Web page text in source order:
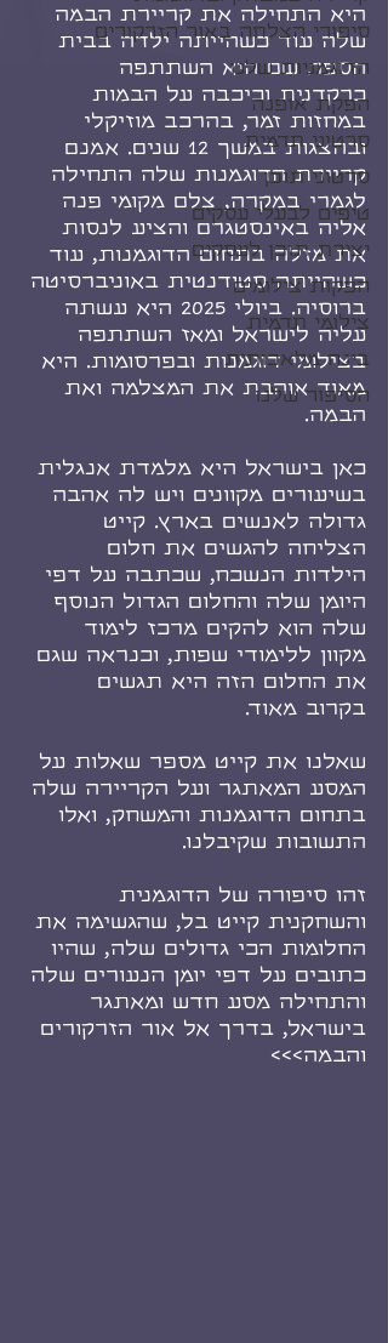
סיפורי הצלחה באור הזרקורים
הדוגמניות שלנו
הפקת אופנה
סרטוני תדמית
סרטוני תוכן
טיפים לבעלי עסקים
יצירת תוכן לעסקים
הפקות צילומים
צילומי תדמית
בינה מלאכותית
הסיפור שלנו
היא התחילה את קריירת הבמה
שלה עוד כשהייתה ילדה בבית
הספר. שם היא השתתפה
כרקדנית וכיכבה על הבמות
במחזות זמר, בהרכב מוזיקלי
ובהצגות במשך 12 שנים. אמנם
קריירת הדוגמנות שלה התחילה
לגמרי במקרה, צלם מקומי פנה
אליה באינסטגרם והציע לנסות
את מזלה בתחום הדוגמנות, עוד
כשהייתה סטודנטית באוניברסיטה
ברוסיה. ביולי 2025 היא עשתה
עליה לישראל ומאז השתתפה
בצילומי דוגמנות ובפרסומות. היא
מאוד אוהבת את המצלמה ואת
הבמה.
כאן בישראל היא מלמדת אנגלית
בשיעורים מקוונים ויש לה אהבה
גדולה לאנשים בארץ. קייט
הצליחה להגשים את חלום
הילדות הנשכח, שכתבה על דפי
היומן שלה והחלום הגדול הנוסף
שלה הוא להקים מרכז לימוד
מקוון ללימודי שפות, וכנראה שגם
את החלום הזה היא תגשים
בקרוב מאוד.
שאלנו את קייט מספר שאלות על
המסע המאתגר ועל הקריירה שלה
בתחום הדוגמנות והמשחק, ואלו
התשובות שקיבלנו.
זהו סיפורה של הדוגמנית
והשחקנית קייט בל, שהגשימה את
החלומות הכי גדולים שלה, שהיו
כתובים על דפי יומן הנעורים שלה
והתחילה מסע חדש ומאתגר
בישראל, בדרך אל אור הזרקורים
והבמה>>>